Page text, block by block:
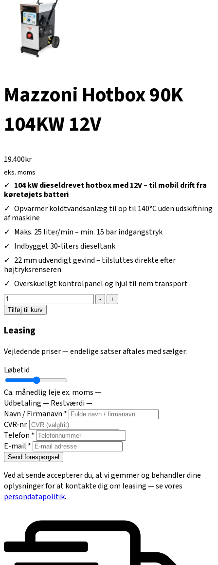
Mazzoni Hotbox 90K
104KW 12V
19.400kr
eks. moms
104 kW dieseldrevet hotbox med 12V – til mobil drift fra
køretøjets batteri
Opvarmer koldtvandsanlæg til op til 140°C uden udskiftning
af maskine
Maks. 25 liter/min – min. 15 bar indgangstryk
Indbygget 30-liters dieseltank
22 mm udvendigt gevind – tilsluttes direkte efter
højtryksrenseren
Overskueligt kontrolpanel og hjul til nem transport
-
+
Tilføj til kurv
Leasing
Vejledende priser — endelige satser aftales med sælger.
Løbetid
Ca. månedlig leje ex. moms—
Udbetaling—Restværdi—
Navn / Firmanavn *
CVR-nr.
Telefon *
E-mail *
Send forespørgsel
Ved at sende accepterer du, at vi gemmer og behandler dine
oplysninger for at kontakte dig om leasing — se vores
persondatapolitik.